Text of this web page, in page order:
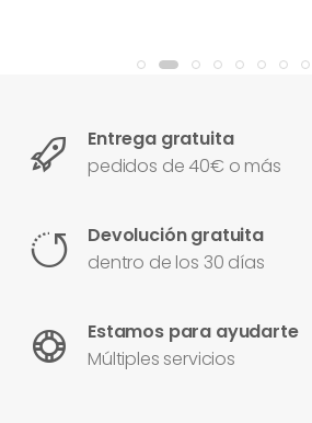
Entrega gratuita
pedidos de 40€ o más
Devolución gratuita
dentro de los 30 días
Estamos para ayudarte
Múltiples servicios